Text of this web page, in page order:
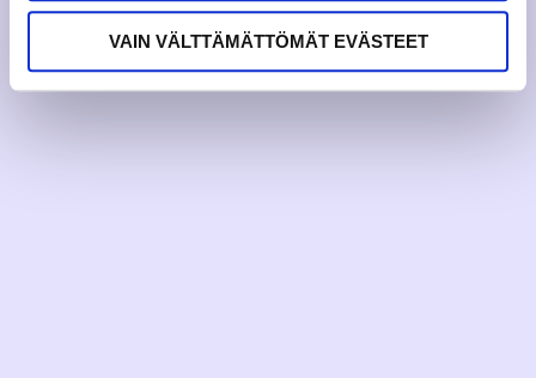
VAIN VÄLTTÄMÄTTÖMÄT EVÄSTEET